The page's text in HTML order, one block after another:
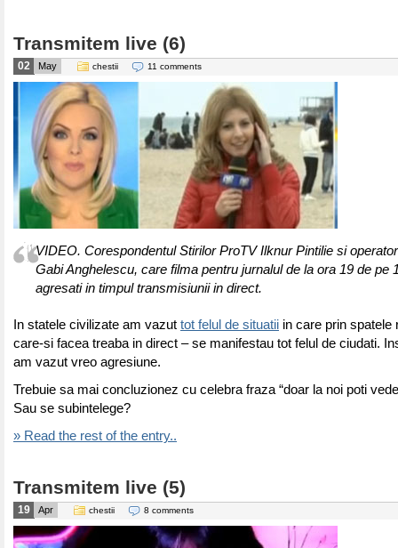
Transmitem live (6)
02 May chestii 11 comments
VIDEO. Corespondentul Stirilor ProTV Ilknur Pintilie si
Gabi Anghelescu, care filma pentru jurnalul de la ora 19 de pe
agresati in timpul transmisiunii in direct.
In statele civilizate am vazut tot felul de situatii in care prin spatele
care-si facea treaba in direct – se manifestau tot felul de ciudati.
am vazut vreo agresiune.
Trebuie sa mai concluzionez cu celebra fraza “doar la noi poti
Sau se subintelege?
» Read the rest of the entry..
Transmitem live (5)
19 Apr chestii 8 comments